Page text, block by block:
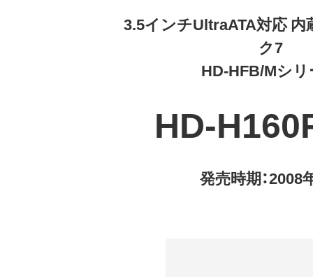
3.5インチUltraATA対応
ク7
HD-HFB/Mシ
HD-
発売時期：2008